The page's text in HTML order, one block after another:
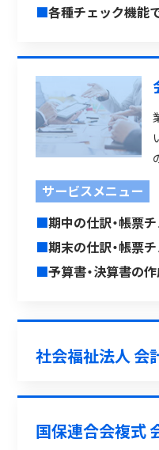
■各種チェック機能
サービスメニュー
■期中の仕訳・帳票
■期末の仕訳・帳票
■予算書・決算書の
社会福祉法人 会
国保連合会複式